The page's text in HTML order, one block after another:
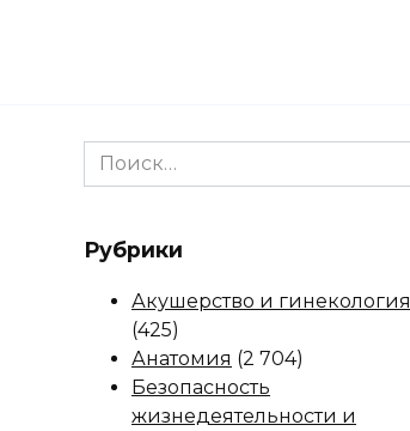
Search
for:
Рубрики
Акушерство и гинекология
(425)
Анатомия (2 704)
Безопасность
жизнедеятельности и